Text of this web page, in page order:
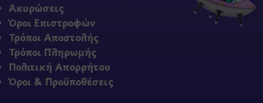
Ακυρώσεις
Όροι Επιστροφών
Τρόποι Αποστολής
Τρόποι Πληρωμής
Πολιτική Απορρήτου
Όροι & Προϋποθέσεις